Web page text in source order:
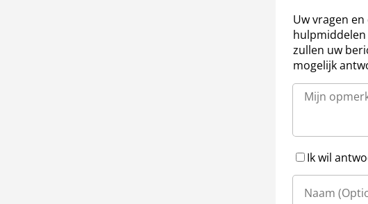
Uw vragen
hulpmiddelen
zullen uw
mogelijk
Ik wil